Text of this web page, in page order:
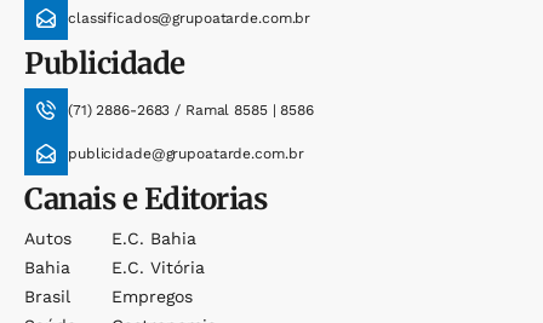
classificados@grupoatarde.com.br
Publicidade
(71) 2886-2683 / Ramal 8585 | 8586
publicidade@grupoatarde.com.br
Canais e Editorias
Autos
Bahia
Brasil
E.c. Bahia
E.c. Vitória
Empregos